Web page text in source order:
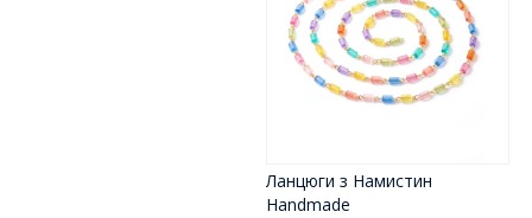
Ланцюги з Намистин
Handmade